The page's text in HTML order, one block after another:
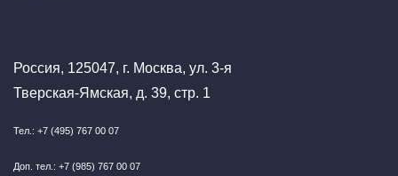
Россия, 125047, г. Москва, ул. 3-я
Тверская-Ямская, д. 39, стр. 1
Тел.: +7 (495) 767 00 07
Доп. тел.: +7 (985) 767 00 07